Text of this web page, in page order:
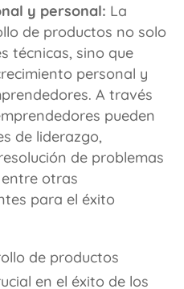
y personal: La
de productos no solo
técnicas, sino que
personal y
A través
pueden
de liderazgo,
de problemas
otras
para el éxito
de productos
en el éxito de los